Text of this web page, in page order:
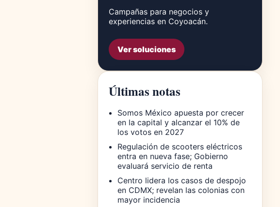
Campañas para negocios y
experiencias en Coyoacán.
Ver soluciones
Últimas notas
Somos México apuesta por crecer
en la capital y alcanzar el 10% de
los votos en 2027
Regulación de scooters eléctricos
entra en nueva fase; Gobierno
evaluará servicio de renta
Centro lidera los casos de despojo
en CDMX; revelan las colonias con
mayor incidencia